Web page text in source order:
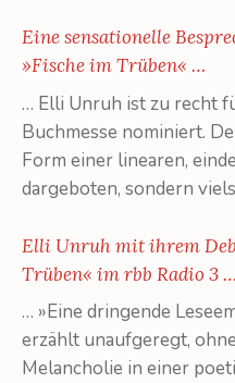
Eine sensationelle
»Fische im Trüben« …
… Elli Unruh ist zu recht
Buchmesse nominiert.
Form einer linearen,
dargeboten, sondern
Elli Unruh mit ihrem
Trüben« im rbb Radio 3 …
… »Eine dringende
erzählt unaufgeregt,
Melancholie in einer